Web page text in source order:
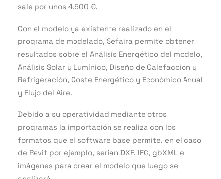
sale por unos 4.500 €.
Con el modelo ya existente realizado en el
programa de modelado, Sefaira permite obtener
resultados sobre el Análisis Energético del modelo,
Análisis Solar y Lumínico, Diseño de Calefacción y
Refrigeración, Coste Energético y Económico Anual
y Flujo del Aire.
Debido a su operatividad mediante otros
programas la importación se realiza con los
formatos que el software base permite, en el caso
de Revit por ejemplo, serian DXF, IFC, gbXML e
imágenes para crear el modelo que luego se